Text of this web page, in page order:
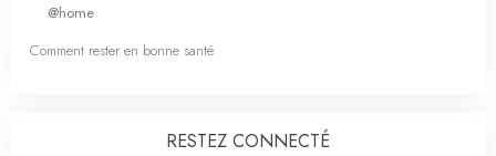
@home
Comment rester en bonne santé
RESTEZ CONNECTÉ